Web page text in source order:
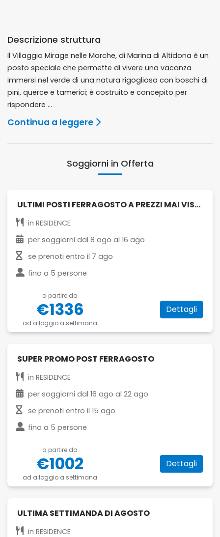
Descrizione struttura
Il Villaggio Mirage nelle Marche, di Marina di Altidona è un
posto speciale che permette di vivere una vacanza
immersi nel verde di una natura rigogliosa con boschi di
pini, querce e tamerici; è costruito e concepito per
rispondere ...
Continua a leggere
Soggiorni in Offerta
ULTIMI POSTI FERRAGOSTO A PREZZI MAI VISTI!
in RESIDENCE
per soggiorni dal 8 ago al 16 ago
se prenoti entro il 7 ago
fino a 5 persone
a partire da
€1336
ad alloggio a settimana
Dettagli
SUPER PROMO POST FERRAGOSTO
in RESIDENCE
per soggiorni dal 16 ago al 22 ago
se prenoti entro il 15 ago
fino a 5 persone
a partire da
€1002
ad alloggio a settimana
Dettagli
ULTIMA SETTIMANDA DI AGOSTO
in RESIDENCE